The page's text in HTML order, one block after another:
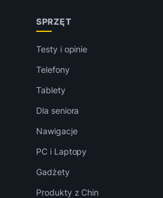
SPRZĘT
Testy i opinie
Telefony
Tablety
Dla seniora
Nawigacje
PC i Laptopy
Gadżety
Produkty z Chin